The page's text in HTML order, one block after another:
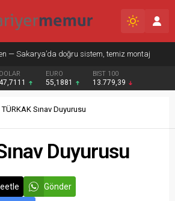
— Sakarya’da doğru sistem, temiz montaj
DOLAR
47,7111
EURO
55,1881
BIST 100
13.779,39
TÜRKAK Sınav Duyurusu
Duyurusu
Gönder